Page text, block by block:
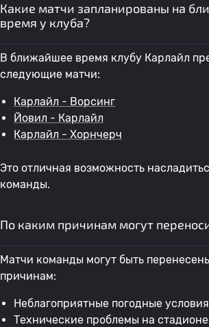
Какие матчи запланированы на
время у клуба?
В ближайшее время клубу Карлайл
следующие матчи:
Карлайл - Ворсинг
Йовил - Карлайл
Карлайл - Хорнчерч
Это отличная возможность
команды.
По каким причинам могут
Матчи команды могут быть
причинам:
Неблагоприятные погодные
Технические проблемы на